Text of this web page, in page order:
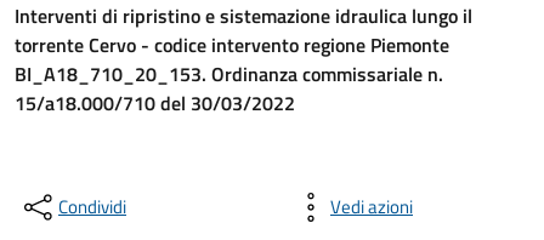
Interventi di ripristino e sistemazione idraulica lungo il
torrente Cervo - codice intervento regione Piemonte
BI_A18_710_20_153. Ordinanza commissariale n.
15/a18.000/710 del 30/03/2022
Condividi Vedi azioni